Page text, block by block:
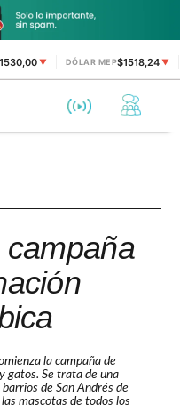
▼ DÓLAR MEP$1518,24▼
la campaña de
gatos. Se trata de una
de San Andrés de
mascotas de todos los